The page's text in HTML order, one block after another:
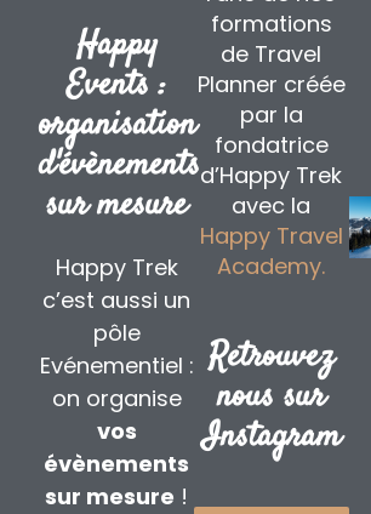
Happy
Events :
organisation
d'évènements
sur mesure
Happy Trek
c’est aussi un
pôle
Evénementiel :
on organise
vos
évènements
sur mesure !
formations
de Travel
Planner créée
par la
fondatrice
d’Happy Trek
avec la
Happy Travel
Academy.
Retrouvez
nous sur
Instagram